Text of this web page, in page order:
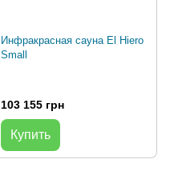
Инфракрасная сауна El Hiero
Small
103 155 грн
Купить